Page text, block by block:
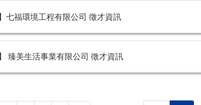
七福環境工程有限公司 徵才資訊
臻美生活事業有限公司 徵才資訊